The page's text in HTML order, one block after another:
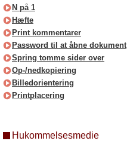
N på 1
Hæfte
Print kommentarer
Password til at åbne dokument
Spring tomme sider over
Op-/nedkopiering
Billedorientering
Printplacering
Hukommelsesmedie